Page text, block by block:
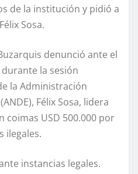
de la institución y pidió a
Sosa.
denunció ante el
la sesión
la Administración
Félix Sosa, lidera
coimas USD 500.000 por
ilegales.
instancias legales.